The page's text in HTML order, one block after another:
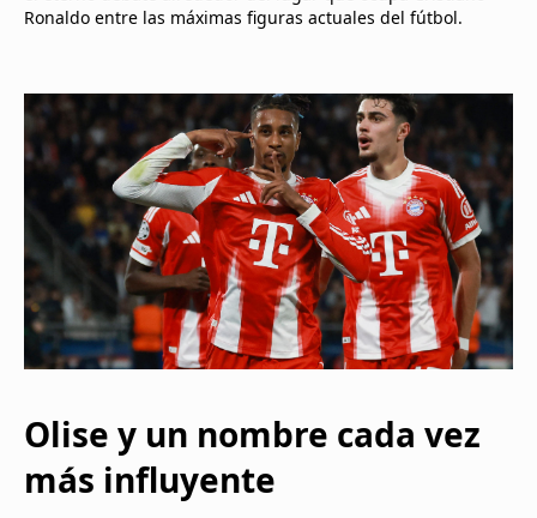
Ronaldo entre las máximas figuras actuales del fútbol.
Olise y un nombre cada vez
más influyente